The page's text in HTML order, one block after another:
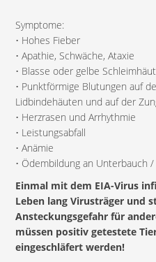
Symptome:
• Hohes Fieber
• Apathie, Schwäche, Ataxie
• Blasse oder gelbe
• Punktförmige Blutungen auf
Lidbindehäuten und auf der
• Herzrasen und Arrhythmie
• Leistungsabfall
• Anämie
• Ödembildung an Unterbauch
Einmal mit dem EIA-Virus
Leben lang Virusträger und
Ansteckungsgefahr für
müssen positiv getestete
eingeschläfert werden!